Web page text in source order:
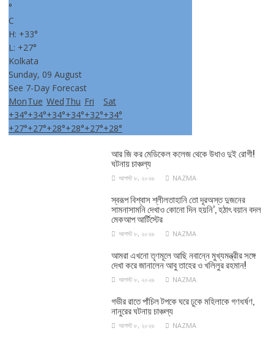
°
C
H: +33°
L: +27°
Kolkata
Sunday, 09 August
See 7-Day Forecast
MonTue Wed Thu Fri
Sat
+34°+34°+34°+34°+32°+34°
+27°+27°+28°+28°+27°+28°
আর জি কর মেডিকেল কলেজ থেকে উধাও দুই রোগী!
ঘটনায় চাঞ্চল্য
আগস্ট ৮, ২০২৬ NAZMA
স্বরূপ বিশ্বাস শ্লীলতাহানি তো দূরঅস্ত দুজনের
সামনাসামনি দেখাও কোনো দিন হয়নি’, হঠাৎ বয়ান বদল
মেকআপ আর্টিস্টের
আগস্ট ৮, ২০২৬ NAZMA
আমরা এখনো তৃণমূলে আছি নবান্নে মুখ্যমন্ত্রীর সঙ্গে
দেখা করে জানালেন আবু তাহের ও খলিলুর রহমান!
আগস্ট ৮, ২০২৬ NAZMA
গভীর রাতে পাঁচিল টপকে ঘরে ঢুকে মহিলাকে গণধর্ষণ,
নানুরের ঘটনায় চাঞ্চল্য
আগস্ট ৮, ২০২৬ NAZMA